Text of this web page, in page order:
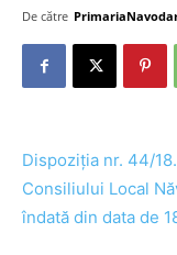
De către
Dispoziția nr. 44/
Consiliului Local
îndată din data de